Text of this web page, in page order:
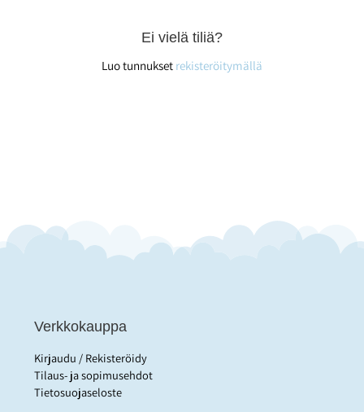
Ei vielä tiliä?
Luo tunnukset rekisteröitymällä
Verkkokauppa
Kirjaudu / Rekisteröidy
Tilaus- ja sopimusehdot
Tietosuojaseloste